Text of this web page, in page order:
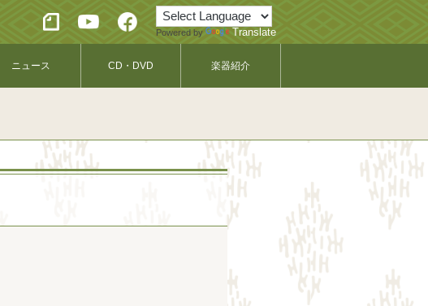
Powered by Translate
ニュース CD・DVD 楽器紹介